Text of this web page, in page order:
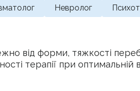
Невролог
від форми, тяжкості
терапії при оптимальній